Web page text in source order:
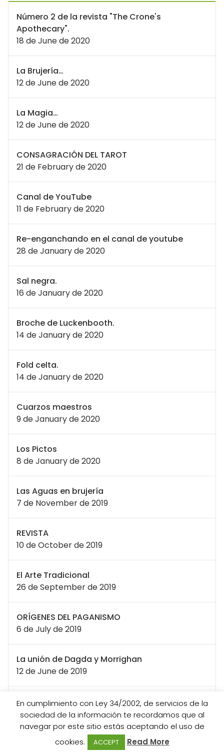
Número 2 de la revista "The Crone's
Apothecary".
18 de June de 2020
La Brujería…
12 de June de 2020
La Magia…
12 de June de 2020
CONSAGRACIÓN DEL TAROT
21 de February de 2020
Canal de YouTube
11 de February de 2020
Re-enganchando en el canal de youtube
28 de January de 2020
Sal negra.
16 de January de 2020
Broche de Luckenbooth.
14 de January de 2020
Fold celta.
14 de January de 2020
Cuarzos maestros
9 de January de 2020
Los Pictos
8 de January de 2020
Las Aguas en brujería
7 de November de 2019
REVISTA
10 de October de 2019
El Arte Tradicional
26 de September de 2019
ORÍGENES DEL PAGANISMO
6 de July de 2019
La unión de Dagda y Morrighan
12 de June de 2019
LAS DIOSAS OSCURAS
31 de May de 2019
El espejo negro
En cumplimiento con Ley 34/2002, de servicios de la
sociedad de la información te recordamos que al
navegar por este sitio estás aceptando el uso de
cookies.
ACCEPT Read More